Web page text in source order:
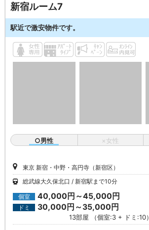
新宿ルーム7
駅近で激安物件です。
○男性 ×女性
東京 新宿・中野・高円寺（新宿区）
総武線大久保北口
新宿駅まで10分
個室 40,000円～45,000円
ドミ 30,000円～35,000円
13部屋 （個室:3 + ドミ:10）